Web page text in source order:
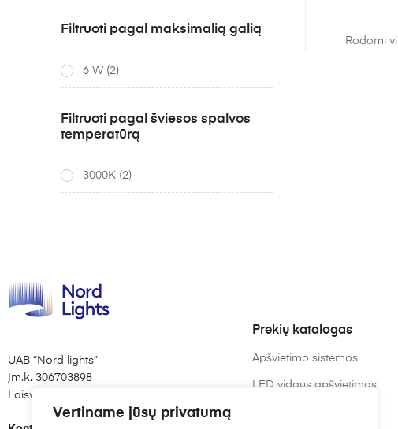
Vertiname jūsų privatumą
Rodomi
Filtruoti pagal maksimalią galią
6 W (2)
Filtruoti pagal šviesos spalvos
temperatūrą
3000K (2)
UAB “Nord lights”
Įm.k. 306703898
Laisvės al. 82, Kaunas
Prekių katalogas
Apšvietimo sistemos
LED vidaus apšvietimas